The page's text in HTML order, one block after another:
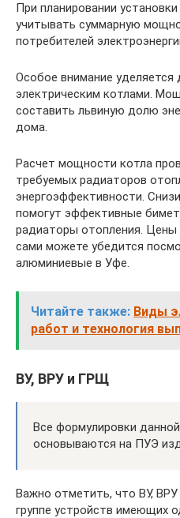
При планировании
учитывать суммарную
потребителей
Особое внимание
электрическим котлами.
составить львиную долю
дома.
Расчет мощности котла
требуемых радиаторов
энергоэффективности.
помогут эффективные
радиаторы отопления. Цены
сами можете убедится
алюминиевые в Уфе.
Читайте также: Виды
работ и технология
ВУ, ВРУ и ГРЩ
Все формулировки
основываются на ПУЭ
Важно отметить, что ВУ,
группе устройств имеющих